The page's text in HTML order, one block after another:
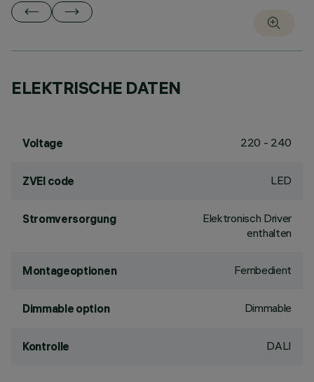
ELEKTRISCHE DATEN
Voltage 220 - 240
ZVEI code LED
Stromversorgung
Elektronisch Driver
enthalten
Montageoptionen Fernbedient
Dimmable option Dimmable
Kontrolle DALI